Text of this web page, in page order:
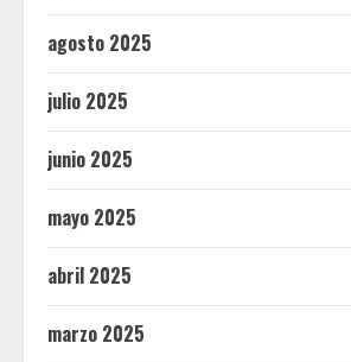
agosto 2025
julio 2025
junio 2025
mayo 2025
abril 2025
marzo 2025